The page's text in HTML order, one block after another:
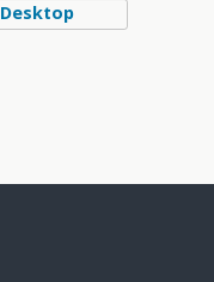
Desktop